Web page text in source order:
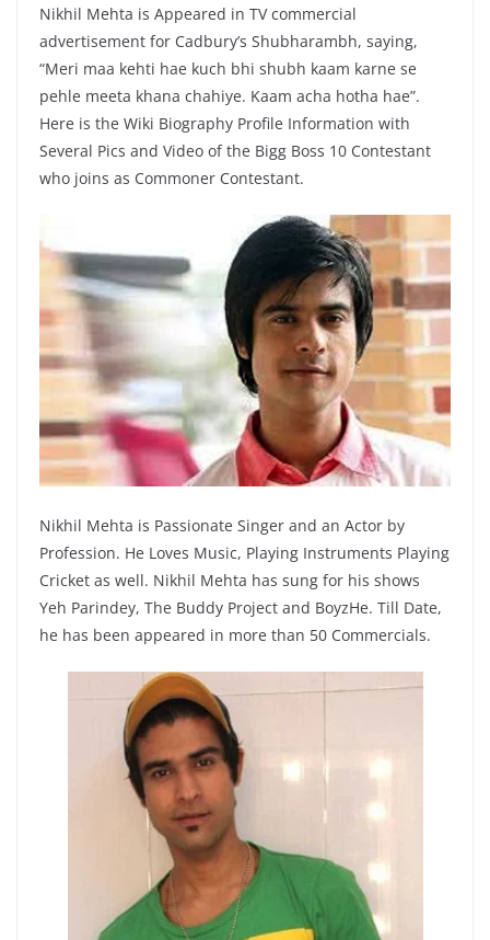
Nikhil Mehta is Appeared in TV commercial
advertisement for Cadbury’s Shubharambh, saying,
“Meri maa kehti hae kuch bhi shubh kaam karne se
pehle meeta khana chahiye. Kaam acha hotha hae”.
Here is the Wiki Biography Profile Information with
Several Pics and Video of the Bigg Boss 10 Contestant
who joins as Commoner Contestant.
Nikhil Mehta is Passionate Singer and an Actor by
Profession. He Loves Music, Playing Instruments Playing
Cricket as well. Nikhil Mehta has sung for his shows
Yeh Parindey, The Buddy Project and BoyzHe. Till Date,
he has been appeared in more than 50 Commercials.